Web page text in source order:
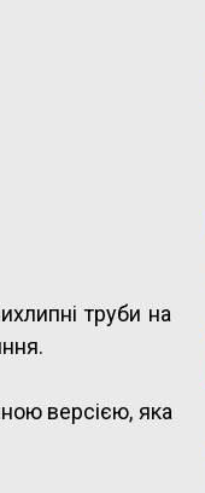
труби на
версією, яка